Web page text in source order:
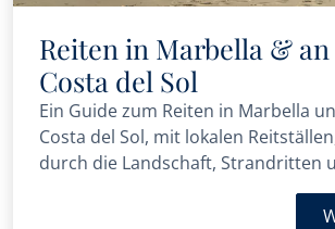
Reiten in Marbella &
Costa del Sol
Ein Guide zum Reiten in Marbella
Costa del Sol, mit lokalen
durch die Landschaft, Strandritten